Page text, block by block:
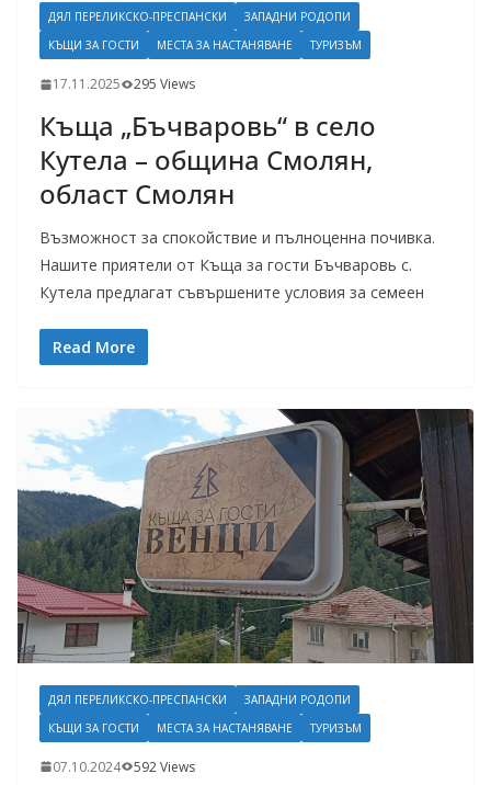
ДЯЛ ПЕРЕЛИКСКО-ПРЕСПАНСКИ
ЗАПАДНИ РОДОПИ
КЪЩИ ЗА ГОСТИ
МЕСТА ЗА НАСТАНЯВАНЕ ТУРИЗЪМ
17.11.2025 295 Views
Къща „Бъчваровь“ в село
Кутела – община Смолян,
област Смолян
Възможност за спокойствие и пълноценна почивка.
Нашите приятели от Къща за гости Бъчваровь с.
Кутела предлагат съвършените условия за семеен
Read More
ДЯЛ ПЕРЕЛИКСКО-ПРЕСПАНСКИ
ЗАПАДНИ РОДОПИ
КЪЩИ ЗА ГОСТИ
МЕСТА ЗА НАСТАНЯВАНЕ ТУРИЗЪМ
07.10.2024 592 Views